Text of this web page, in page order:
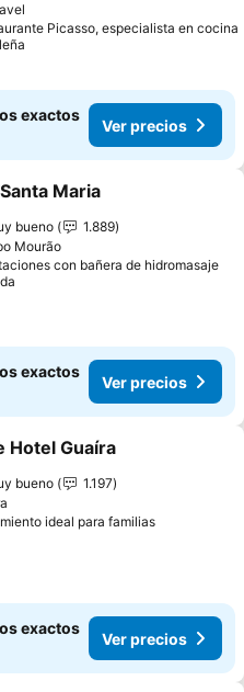
Picasso, especialista en cocina
exactos
Ver precios
a favoritos
Maria
bueno
1.889
Mourão
con bañera de hidromasaje
exactos
Ver precios
a favoritos
Hotel Guaíra
bueno
1.197
ideal para familiasVer
exactos
Ver precios